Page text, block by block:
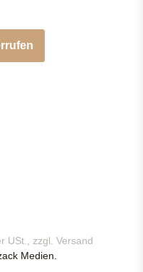
USt., zzgl. Versand
Medien.